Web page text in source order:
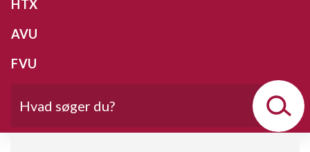
HTX
AVU
FVU